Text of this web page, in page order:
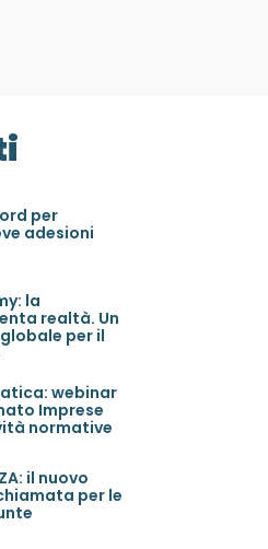
per
adesioni
la
realtà. Un
per il
webinar
Imprese
normative
il nuovo
per le